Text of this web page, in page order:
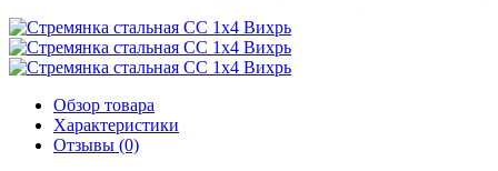
Обзор товара
Характеристики
Отзывы (0)